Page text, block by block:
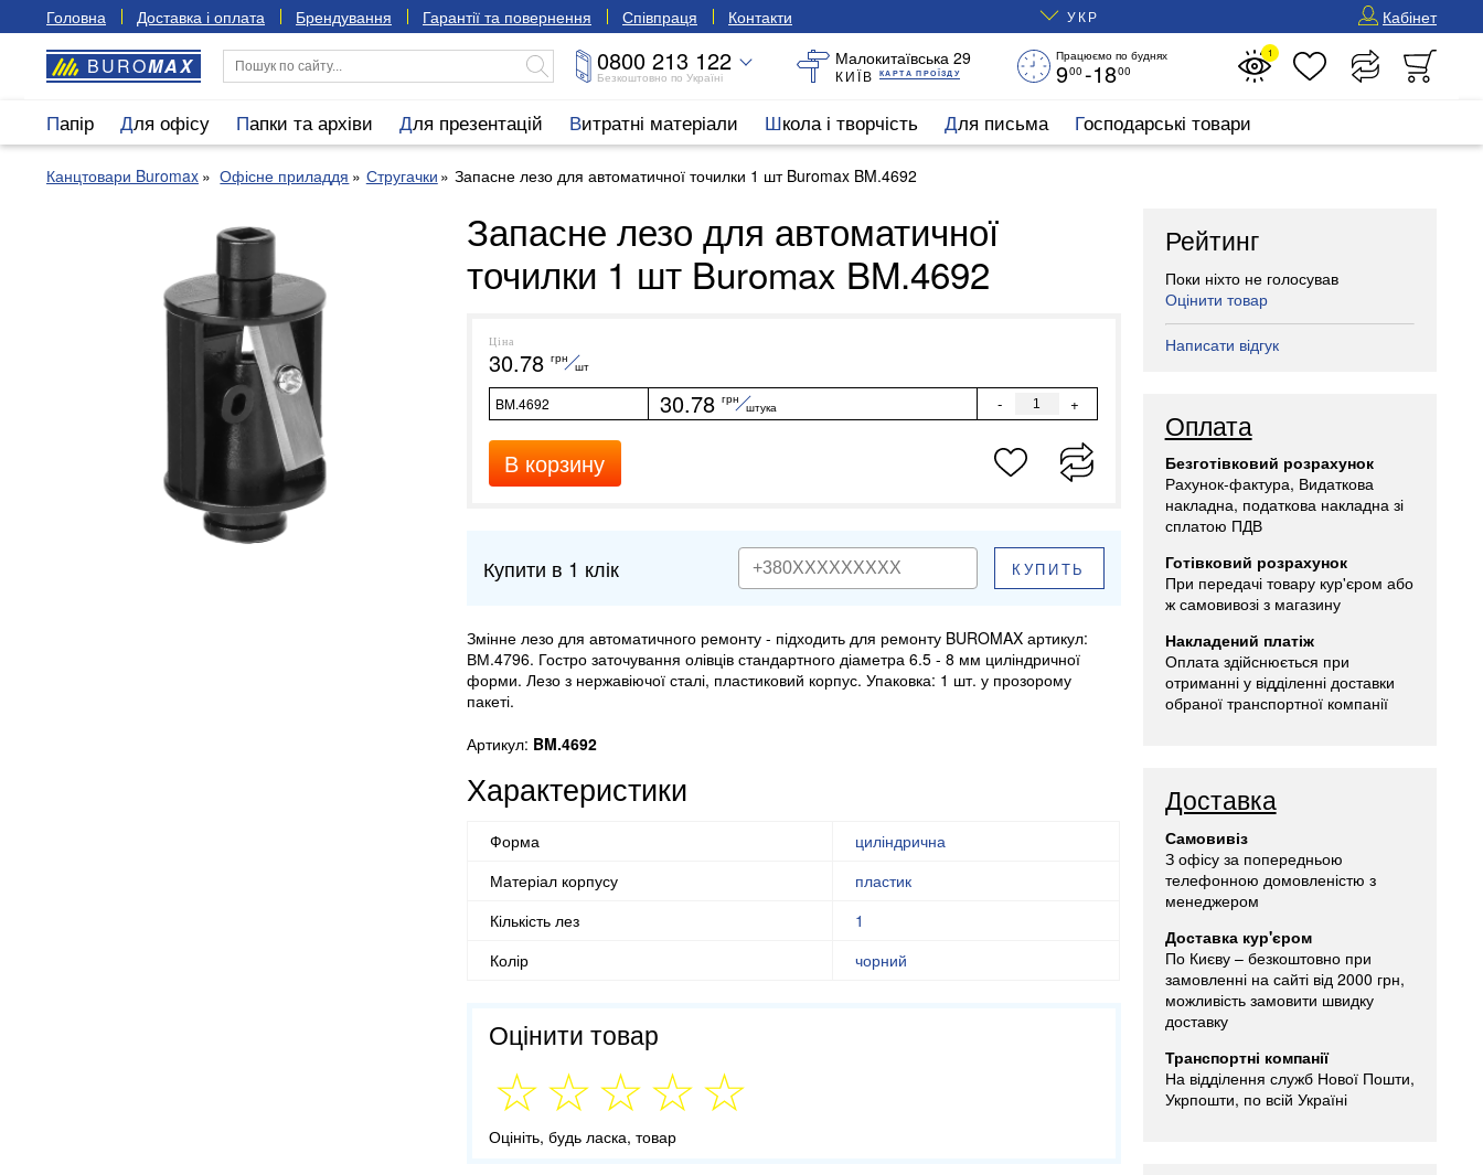
Головна Доставка і оплата Брендування Гарантії та повернення Співпраця Контакти УКР Кабінет
BUROMAX 0800 213 122
Безкоштовно по Україні
Малокитаївська 29
КИЇВ КАРТА ПРОЇЗДУ
Працюємо по буднях
900 -1800
1
Папір Для офісу Папки та архіви Для презентацій Витратні матеріали Школа і творчість Для письма Господарські товари
Канцтовари Buromax Офісне приладдя Стругачки Запасне лезо для автоматичної точилки 1 шт Buromax BM.4692
Запасне лезо для автоматичної
точилки 1 шт Buromax BM.4692
Ціна
30.78 грн
шт
BM.4692 30.78 грн
штука - +
В корзину
Купити в 1 клік КУПИТЬ
Змінне лезо для автоматичного ремонту - підходить для ремонту BUROMAX артикул:
ВМ.4796. Гостро заточування олівців стандартного діаметра 6.5 - 8 мм циліндричної
форми. Лезо з нержавіючої сталі, пластиковий корпус. Упаковка: 1 шт. у прозорому
пакеті.
Артикул: BM.4692
Характеристики
Форма
циліндрична
Матеріал корпусу
пластик
Кількість лез
1
Колір
чорний
Оцінити товар
Оцініть, будь ласка, товар
Рейтинг
Поки ніхто не голосував
Оцінити товар
Написати відгук
Оплата
Безготівковий розрахунок
Рахунок-фактура, Видаткова
накладна, податкова накладна зі
сплатою ПДВ
Готівковий розрахунок
При передачі товару кур'єром або
ж самовивозі з магазину
Накладений платіж
Оплата здійснюється при
отриманні у відділенні доставки
обраної транспортної компанії
Доставка
Самовивіз
З офісу за попередньою
телефонною домовленістю з
менеджером
Доставка кур'єром
По Києву – безкоштовно при
замовленні на сайті від 2000 грн,
можливість замовити швидку
доставку
Транспортні компанії
На відділення служб Нової Пошти,
Укрпошти, по всій Україні